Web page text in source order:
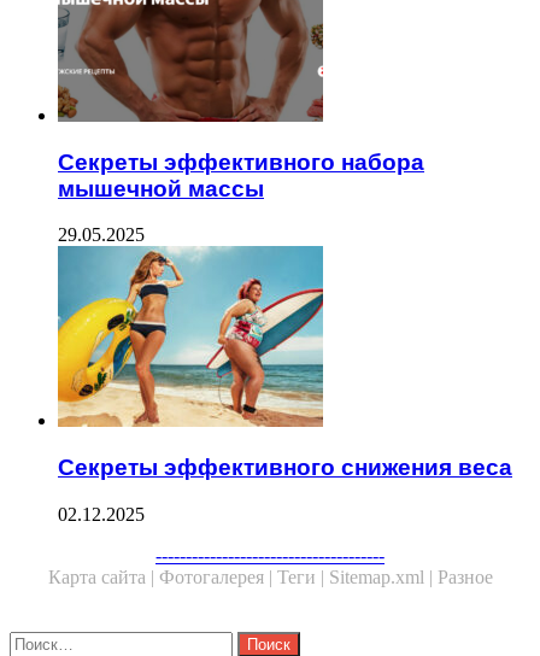
Секреты эффективного набора
мышечной массы
29.05.2025
Секреты эффективного снижения веса
02.12.2025
--------------------------------------
Карта сайта | Фотогалерея | Теги | Sitemap.xml | Разное
Close
Найти: